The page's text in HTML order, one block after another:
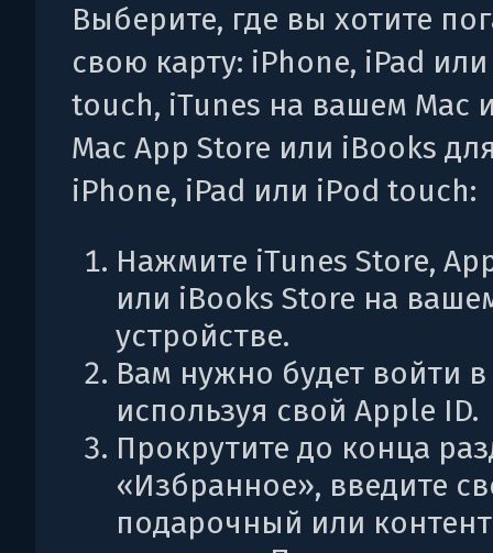
Выберите, где вы хотите
свою карту: iPhone, iPad
touch, iTunes на вашем Mac
Mac App Store или iBooks
iPhone, iPad или iPod touch:
Нажмите iTunes Store,
или iBooks Store на
устройстве.
Вам нужно будет войти в
используя свой Apple ID.
Прокрутите до конца
«Избранное», введите
подарочный или